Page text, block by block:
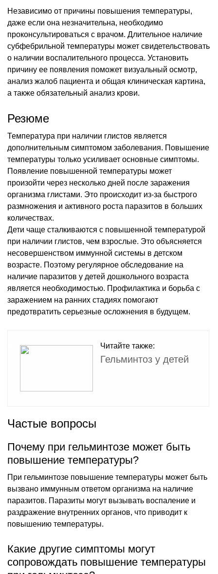
Независимо от причины повышения температуры,
даже если она незначительна, необходимо
проконсультироваться с врачом. Длительное наличие
субфебрильной температуры может свидетельствовать
о наличии воспалительного процесса. Установить
причину ее появления поможет визуальный осмотр,
анализ жалоб пациента и общая клиническая картина,
а также обязательный анализ крови.
Резюме
Температура при наличии глистов является
дополнительным симптомом заболевания. Повышение
температуры только усиливает основные симптомы.
Появление повышенной температуры может
произойти через несколько дней после заражения
организма глистами. Это происходит из-за быстрого
размножения и активного роста паразитов в больших
количествах.
Дети чаще сталкиваются с повышенной температурой
при наличии глистов, чем взрослые. Это объясняется
несовершенством иммунной системы в детском
возрасте. Поэтому регулярное обследование на
наличие паразитов у детей дошкольного возраста
является необходимостью. Профилактика и борьба с
заражением на ранних стадиях помогают
предотвратить серьезные осложнения в будущем.
Читайте также:
Гельминтоз у детей
Частые вопросы
Почему при гельминтозе может быть
повышение температуры?
При гельминтозе повышение температуры может быть
вызвано иммунным ответом организма на наличие
паразитов. Паразиты могут вызывать воспаление и
раздражение внутренних органов, что приводит к
повышению температуры.
Какие другие симптомы могут
сопровождать повышение температуры